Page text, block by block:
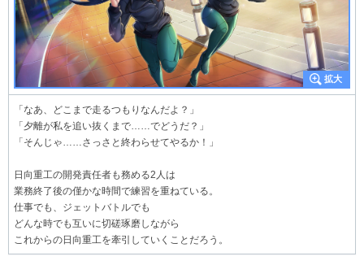
「なあ、どこまで走るつもりなんだよ？」
「夕離が私を追い抜くまで……でどうだ？」
「そんじゃ……さっさと終わらせてやるか！」
日向重工の開発責任者も務める2人は
業務終了後の僅かな時間で練習を重ねている。
仕事でも、ジェットバトルでも
どんな時でも互いに切磋琢磨しながら
これからの日向重工を牽引していくことだろう。